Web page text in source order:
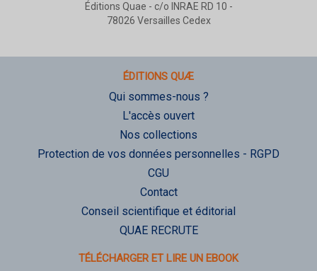
Éditions Quae - c/o INRAE RD 10 -
78026 Versailles Cedex
ÉDITIONS QUÆ
Qui sommes-nous ?
L'accès ouvert
Nos collections
Protection de vos données personnelles - RGPD
CGU
Contact
Conseil scientifique et éditorial
QUAE RECRUTE
TÉLÉCHARGER ET LIRE UN EBOOK